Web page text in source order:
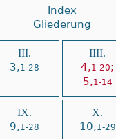
Index
Gliederung
III.
3,1-28
IIII.
4,1-20;
5,1-14
IX.
9,1-28
X.
10,1-29